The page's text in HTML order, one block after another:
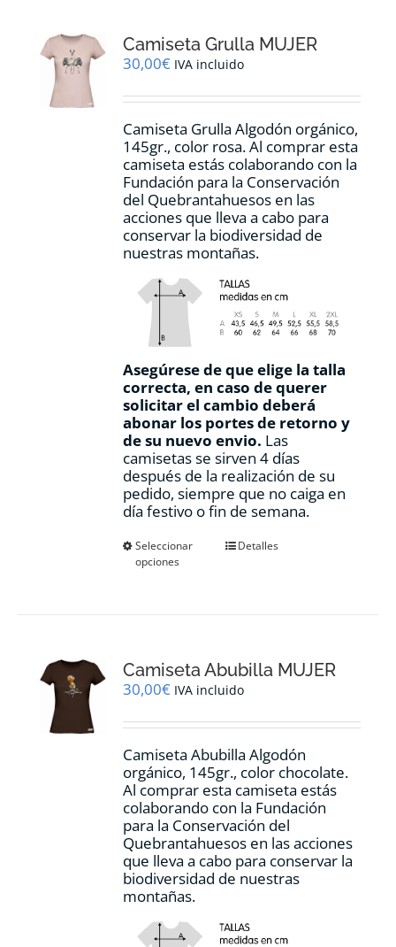
se
pueden
en
página
de
producto
Camiseta Grulla MUJER
30,00€ IVA incluido
Camiseta Grulla Algodón orgánico,
145gr., color rosa. Al comprar esta
camiseta estás colaborando con la
Fundación para la Conservación
del Quebrantahuesos en las
acciones que lleva a cabo para
conservar la biodiversidad de
nuestras montañas.
Asegúrese de que elige la talla
correcta, en caso de querer
solicitar el cambio deberá
abonar los portes de retorno y
de su nuevo envio. Las
camisetas se sirven 4 días
después de la realización de su
pedido, siempre que no caiga en
día festivo o fin de semana.
Seleccionar
opciones
Este
se
pueden
en
página
de
producto
Detalles
Camiseta Abubilla MUJER
30,00€ IVA incluido
Camiseta Abubilla Algodón
orgánico, 145gr., color chocolate.
Al comprar esta camiseta estás
colaborando con la Fundación
para la Conservación del
Quebrantahuesos en las acciones
que lleva a cabo para conservar la
biodiversidad de nuestras
montañas.